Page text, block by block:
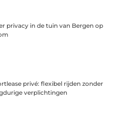
privacy in de tuin van Bergen op
privé: flexibel rijden zonder
verplichtingen